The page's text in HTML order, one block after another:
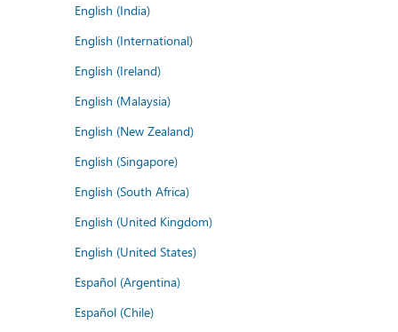
English (India)
English (International)
English (Ireland)
English (Malaysia)
English (New Zealand)
English (Singapore)
English (South Africa)
English (United Kingdom)
English (United States)
Español (Argentina)
Español (Chile)